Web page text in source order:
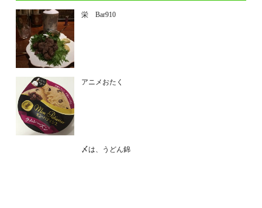
栄 Bar910
アニメおたく
〆は、うどん錦